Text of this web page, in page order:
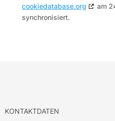
cookiedatabase.org
am
synchronisiert.
KONTAKTDATEN